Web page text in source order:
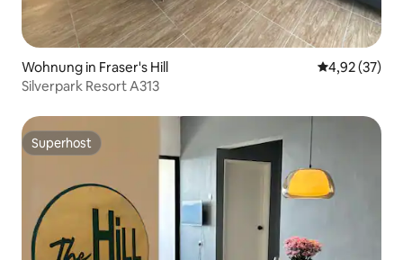
Wohnung in Fraser's Hill
4,92 (37)
Silverpark Resort A313
Superhost
Superhost